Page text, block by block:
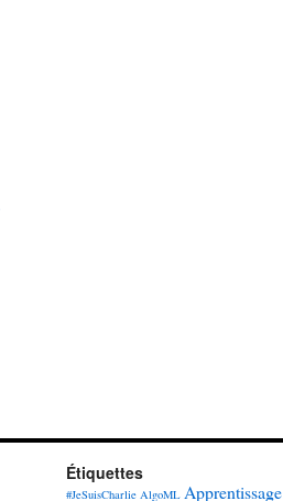
Étiquettes
#JeSuisCharlie AlgoML Apprentissage